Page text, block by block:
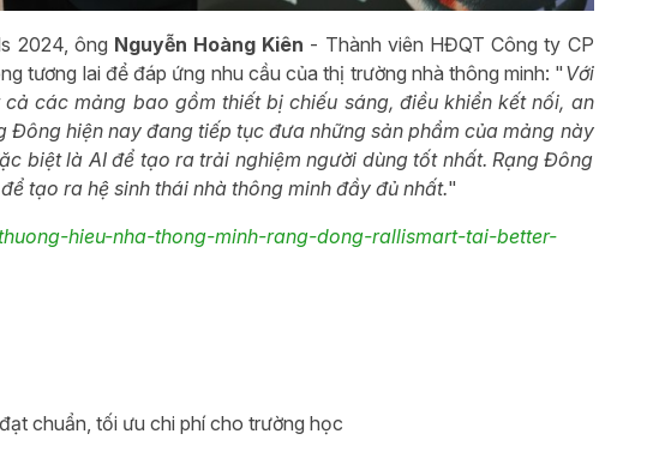
2024, ông Nguyễn Hoàng Kiên - Thành viên HĐQT Công ty CP
tương lai để đáp ứng nhu cầu của thị trường nhà thông minh: "Với
các mảng bao gồm thiết bị chiếu sáng, điều khiển kết nối, an
hiện nay đang tiếp tục đưa những sản phẩm của mảng này
biệt là AI để tạo ra trải nghiệm người dùng tốt nhất. Rạng Đông
tạo ra hệ sinh thái nhà thông minh đầy đủ nhất."
hieu-nha-thong-minh-rang-dong-rallismart-tai-better-
chuẩn, tối ưu chi phí cho trường học